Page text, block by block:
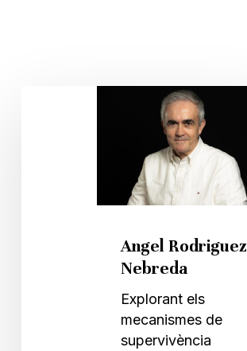
Angel Rodriguez
Nebreda
Explorant els
mecanismes de
supervivència